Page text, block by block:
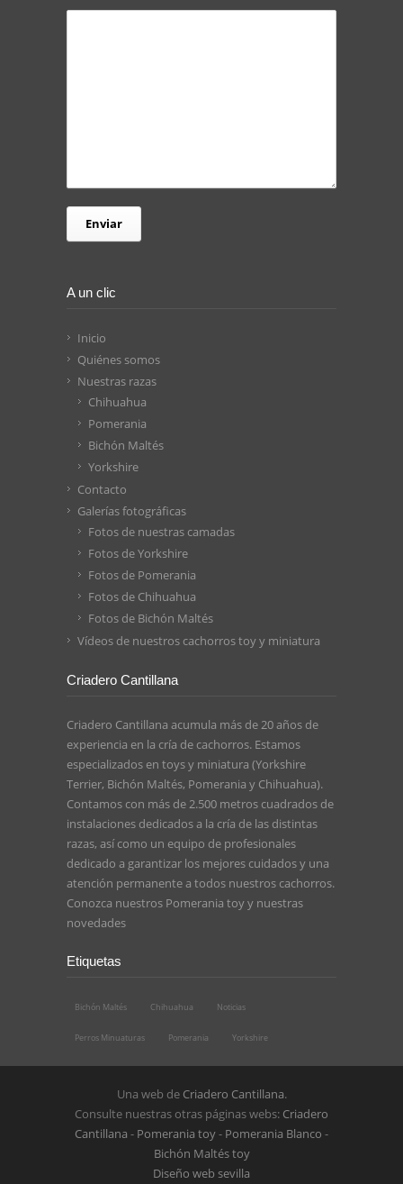
A un clic
Inicio
Quiénes somos
Nuestras razas
Chihuahua
Pomerania
Bichón Maltés
Yorkshire
Contacto
Galerías fotográficas
Fotos de nuestras camadas
Fotos de Yorkshire
Fotos de Pomerania
Fotos de Chihuahua
Fotos de Bichón Maltés
Vídeos de nuestros cachorros toy y miniatura
Criadero Cantillana
Criadero Cantillana acumula más de 20 años de
experiencia en la cría de cachorros. Estamos
especializados en toys y miniatura (Yorkshire
Terrier, Bichón Maltés, Pomerania y Chihuahua).
Contamos con más de 2.500 metros cuadrados de
instalaciones dedicados a la cría de las distintas
razas, así como un equipo de profesionales
dedicado a garantizar los mejores cuidados y una
atención permanente a todos nuestros cachorros.
Conozca nuestros Pomerania toyy nuestras
novedades
Etiquetas
Bichón Maltés Chihuahua Noticias
Perros Minuaturas Pomerania Yorkshire
Una web de Criadero Cantillana.
Consulte nuestras otras páginas webs: Criadero
Cantillana - Pomerania toy- Pomerania Blanco -
Bichón Maltés toy
Diseño web sevilla